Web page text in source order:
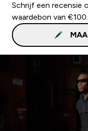
Schrijf een recensie
waardebon van €100.